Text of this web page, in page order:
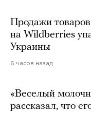
Продажи
на Wildberries
Украины
6 часов назад
«Веселый
рассказал, что